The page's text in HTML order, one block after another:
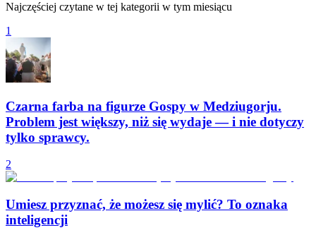
Najczęściej czytane w tej kategorii w tym miesiącu
1
Czarna farba na figurze Gospy w Medziugorju.
Problem jest większy, niż się wydaje — i nie dotyczy
tylko sprawcy.
2
Umiesz przyznać, że możesz się mylić? To oznaka
inteligencji